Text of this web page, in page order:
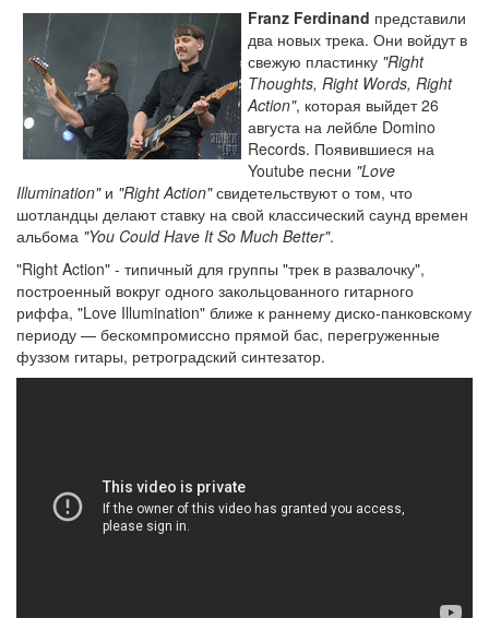
Franz Ferdinand представили
два новых трека. Они войдут в
свежую пластинку "Right
Thoughts, Right Words, Right
Action", которая выйдет 26
августа на лейбле Domino
Records. Появившиеся на
Youtube песни "Love
Illumination"и "Right Action"свидетельствуют о том, что
шотландцы делают ставку на свой классический саунд времен
альбома "You Could Have It So Much Better".
"Right Action" - типичный для группы "трек в развалочку",
построенный вокруг одного закольцованного гитарного
риффа, "Love Illumination" ближе к раннему диско-панковскому
периоду — бескомпромиссно прямой бас, перегруженные
фуззом гитары, ретроградский синтезатор.